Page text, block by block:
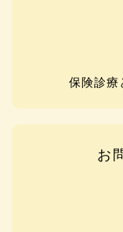
保険診療
お